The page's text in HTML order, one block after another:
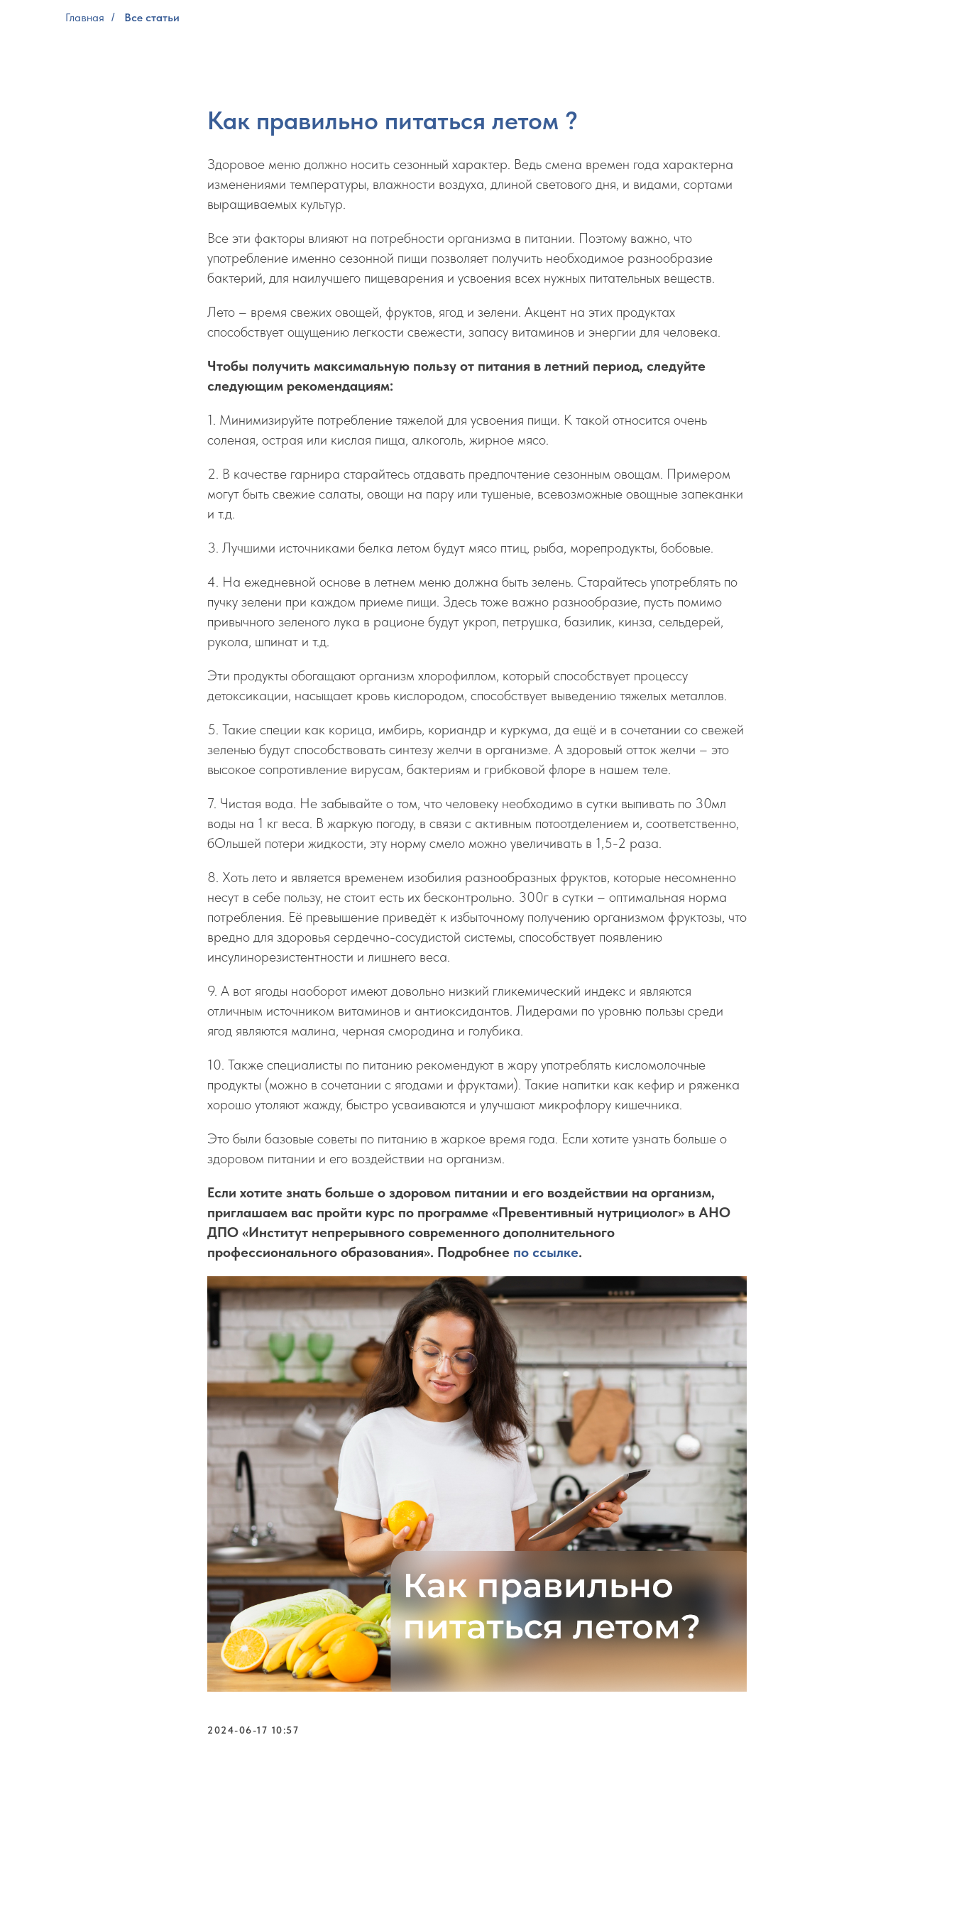
Главная / Все статьи
Как правильно питаться летом ?
Здоровое меню должно носить сезонный характер. Ведь смена времен года характерна
изменениями температуры, влажности воздуха, длиной светового дня, и видами, сортами
выращиваемых культур.
Все эти факторы влияют на потребности организма в питании. Поэтому важно, что
употребление именно сезонной пищи позволяет получить необходимое разнообразие
бактерий, для наилучшего пищеварения и усвоения всех нужных питательных веществ.
Лето – время свежих овощей, фруктов, ягод и зелени. Акцент на этих продуктах
способствует ощущению легкости свежести, запасу витаминов и энергии для человека.
Чтобы получить максимальную пользу от питания в летний период, следуйте
следующим рекомендациям:
1. Минимизируйте потребление тяжелой для усвоения пищи. К такой относится очень
соленая, острая или кислая пища, алкоголь, жирное мясо.
2. В качестве гарнира старайтесь отдавать предпочтение сезонным овощам. Примером
могут быть свежие салаты, овощи на пару или тушеные, всевозможные овощные запеканки
и т.д.
3. Лучшими источниками белка летом будут мясо птиц, рыба, морепродукты, бобовые.
4. На ежедневной основе в летнем меню должна быть зелень. Старайтесь употреблять по
пучку зелени при каждом приеме пищи. Здесь тоже важно разнообразие, пусть помимо
привычного зеленого лука в рационе будут укроп, петрушка, базилик, кинза, сельдерей,
рукола, шпинат и т.д.
Эти продукты обогащают организм хлорофиллом, который способствует процессу
детоксикации, насыщает кровь кислородом, способствует выведению тяжелых металлов.
5. Такие специи как корица, имбирь, кориандр и куркума, да ещё и в сочетании со свежей
зеленью будут способствовать синтезу желчи в организме. А здоровый отток желчи – это
высокое сопротивление вирусам, бактериям и грибковой флоре в нашем теле.
7. Чистая вода. Не забывайте о том, что человеку необходимо в сутки выпивать по 30мл
воды на 1 кг веса. В жаркую погоду, в связи с активным потоотделением и, соответственно,
бОльшей потери жидкости, эту норму смело можно увеличивать в 1,5-2 раза.
8. Хоть лето и является временем изобилия разнообразных фруктов, которые несомненно
несут в себе пользу, не стоит есть их бесконтрольно. 300г в сутки – оптимальная норма
потребления. Её превышение приведёт к избыточному получению организмом фруктозы, что
вредно для здоровья сердечно-сосудистой системы, способствует появлению
инсулинорезистентности и лишнего веса.
9. А вот ягоды наоборот имеют довольно низкий гликемический индекс и являются
отличным источником витаминов и антиоксидантов. Лидерами по уровню пользы среди
ягод являются малина, черная смородина и голубика.
10. Также специалисты по питанию рекомендуют в жару употреблять кисломолочные
продукты (можно в сочетании с ягодами и фруктами). Такие напитки как кефир и ряженка
хорошо утоляют жажду, быстро усваиваются и улучшают микрофлору кишечника.
Это были базовые советы по питанию в жаркое время года. Если хотите узнать больше о
здоровом питании и его воздействии на организм.
Если хотите знать больше о здоровом питании и его воздействии на организм,
приглашаем вас пройти курс по программе «Превентивный нутрициолог» в АНО
ДПО «Институт непрерывного современного дополнительного
профессионального образования». Подробнее по ссылке.
2024-06-17 10:57